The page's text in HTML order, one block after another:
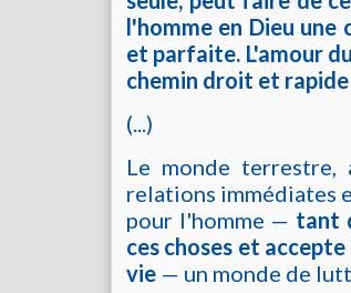
l'homme en Dieu une
et parfaite. L'amour
chemin droit et
(...)
Le monde terrestre,
relations immédiates
pour l'homme — tant
ces choses et
vie — un monde de